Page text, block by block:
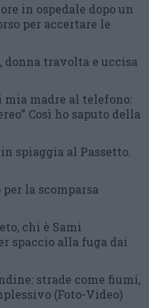
in ospedale dopo un
per accertare le
donna travolta e uccisa
mia madre al telefono:
Così ho saputo della
spiaggia al Passetto.
la scomparsa
chi è Sami
spaccio alla fuga dai
strade come fiumi,
(Foto-Video)